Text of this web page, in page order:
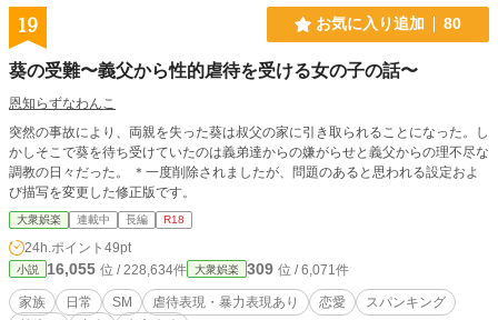
19 お気に入り追加 80
葵の受難〜義父から性的虐待を受ける女の子の話〜
恩知らずなわんこ
突然の事故により、両親を失った葵は叔父の家に引き取られることになった。し
かしそこで葵を待ち受けていたのは義弟達からの嫌がらせと義父からの理不尽な
調教の日々だった。 ＊一度削除されましたが、問題のあると思われる設定およ
び描写を変更した修正版です。
大衆娯楽 連載中 長編 R18
24h.ポイント 49pt
小説 16,055 位 / 228,634件 大衆娯楽 309 位 / 6,071件
家族 日常 SM 虐待表現・暴力表現あり 恋愛
スパンキング